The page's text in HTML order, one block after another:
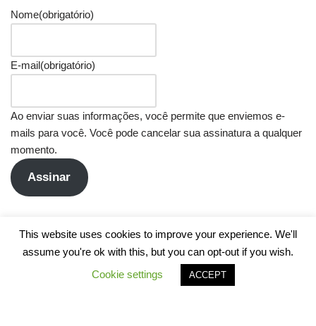
Nome(obrigatório)
E-mail(obrigatório)
Ao enviar suas informações, você permite que enviemos e-
mails para você. Você pode cancelar sua assinatura a qualquer
momento.
Assinar
This website uses cookies to improve your experience. We'll
assume you're ok with this, but you can opt-out if you wish.
Cookie settings
ACCEPT